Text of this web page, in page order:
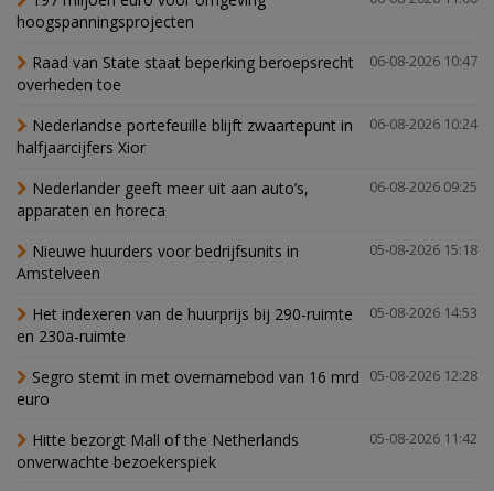
hoogspanningsprojecten
06-08-2026 10:47
Raad van State staat beperking beroepsrecht
overheden toe
06-08-2026 10:24
Nederlandse portefeuille blijft zwaartepunt in
halfjaarcijfers Xior
06-08-2026 09:25
Nederlander geeft meer uit aan auto’s,
apparaten en horeca
05-08-2026 15:18
Nieuwe huurders voor bedrijfsunits in
Amstelveen
05-08-2026 14:53
Het indexeren van de huurprijs bij 290-ruimte
en 230a-ruimte
05-08-2026 12:28
Segro stemt in met overnamebod van 16 mrd
euro
05-08-2026 11:42
Hitte bezorgt Mall of the Netherlands
onverwachte bezoekerspiek